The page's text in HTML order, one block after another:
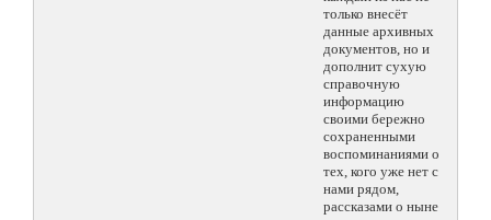
только внесёт
данные архивных
документов, но и
дополнит сухую
справочную
информацию
своими бережно
сохраненными
воспоминаниями о
тех, кого уже нет с
нами рядом,
рассказами о ныне